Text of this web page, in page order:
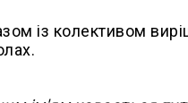
із колективом